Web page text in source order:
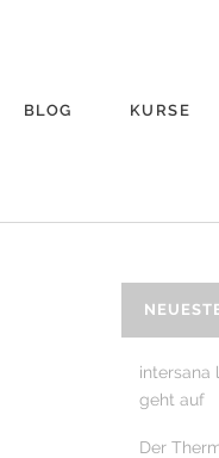
BLOG KURSE
intersana
geht auf
Der